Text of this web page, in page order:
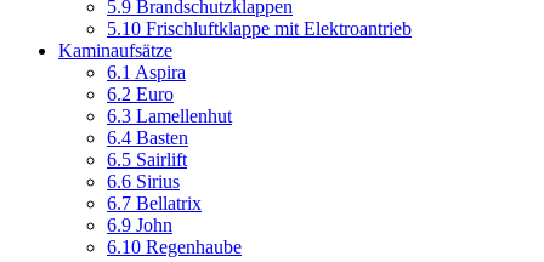
5.9 Brandschutzklappen
5.10 Frischluftklappe mit Elektroantrieb
Kaminaufsätze
6.1 Aspira
6.2 Euro
6.3 Lamellenhut
6.4 Basten
6.5 Sairlift
6.6 Sirius
6.7 Bellatrix
6.9 John
6.10 Regenhaube